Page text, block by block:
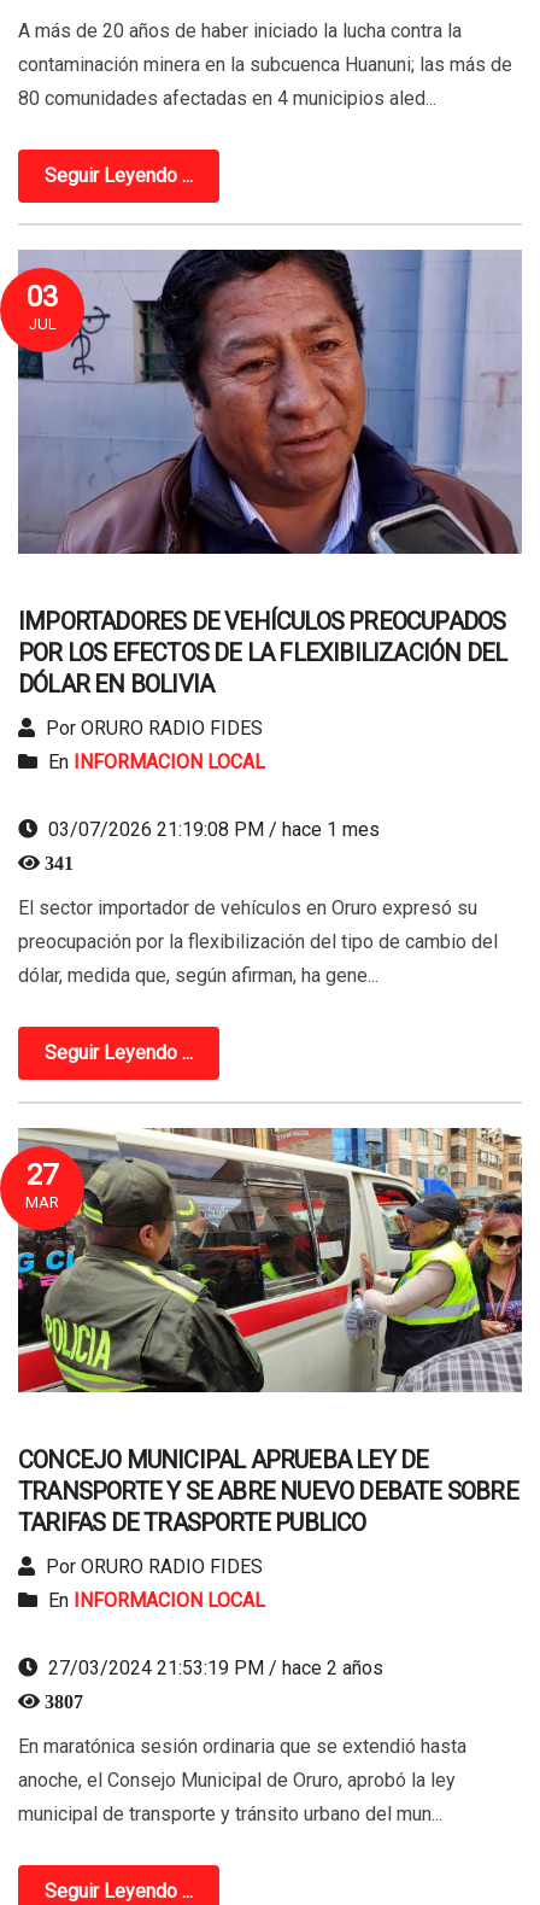
A más de 20 años de haber iniciado la lucha contra la
contaminación minera en la subcuenca Huanuni; las más de
80 comunidades afectadas en 4 municipios aled...
Seguir Leyendo ...
03
JUL
IMPORTADORES DE VEHÍCULOS PREOCUPADOS
POR LOS EFECTOS DE LA FLEXIBILIZACIÓN DEL
DÓLAR EN BOLIVIA
Por ORURO RADIO FIDES
En INFORMACION LOCAL
03/07/2026 21:19:08 PM / hace 1 mes
341
El sector importador de vehículos en Oruro expresó su
preocupación por la flexibilización del tipo de cambio del
dólar, medida que, según afirman, ha gene...
Seguir Leyendo ...
27
MAR
CONCEJO MUNICIPAL APRUEBA LEY DE
TRANSPORTE Y SE ABRE NUEVO DEBATE SOBRE
TARIFAS DE TRASPORTE PUBLICO
Por ORURO RADIO FIDES
En
INFORMACION LOCAL
27/03/2024 21:53:19 PM / hace 2 años
3807
En maratónica sesión ordinaria que se extendió hasta
anoche, el Consejo Municipal de Oruro, aprobó la ley
municipal de transporte y tránsito urbano del mun...
Seguir Leyendo ...